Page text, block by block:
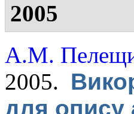
2005
А.М.
2005.
для опису